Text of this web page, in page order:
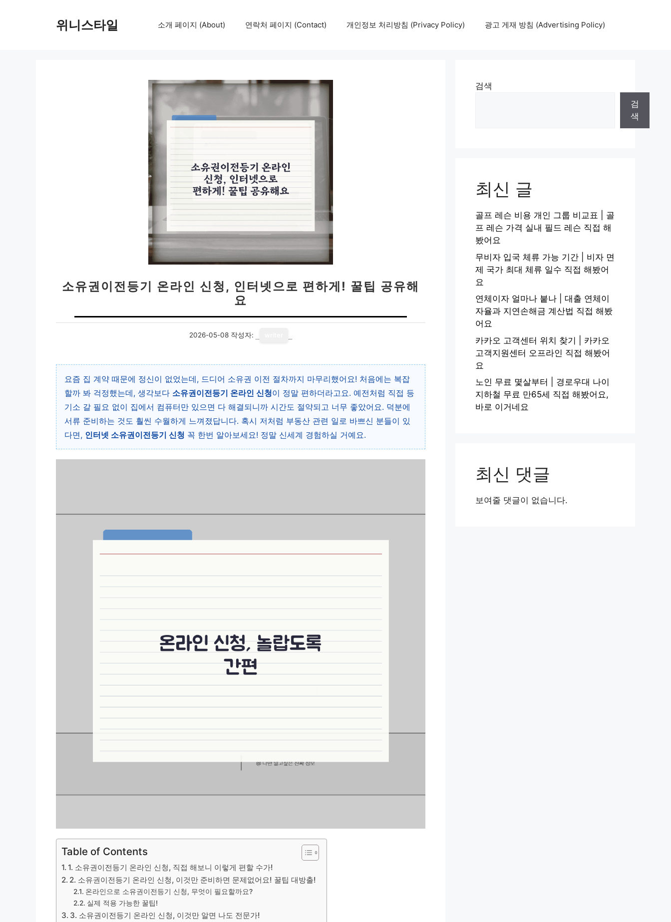
위니스타일 소개 페이지 (About) 연락처 페이지 (Contact) 개인정보 처리방침 (Privacy Policy) 광고 게재 방침 (Advertising Policy)
소유권이전등기 온라인 신청, 인터넷으로 편하게! 꿀팁 공유해
요
2026-05-08 작성자:
요즘 집 계약 때문에 정신이 없었는데, 드디어 소유권 이전 절차까지 마무리했어요! 처음에는 복잡
할까 봐 걱정했는데, 생각보다 소유권이전등기 온라인 신청이 정말 편하더라고요. 예전처럼 직접 등
기소 갈 필요 없이 집에서 컴퓨터만 있으면 다 해결되니까 시간도 절약되고 너무 좋았어요. 덕분에
서류 준비하는 것도 훨씬 수월하게 느껴졌답니다. 혹시 저처럼 부동산 관련 일로 바쁘신 분들이 있
다면, 인터넷 소유권이전등기 신청 꼭 한번 알아보세요! 정말 신세계 경험하실 거예요.
Table of Contents
1. 소유권이전등기 온라인 신청, 직접 해보니 이렇게 편할 수가!
2. 소유권이전등기 온라인 신청, 이것만 준비하면 문제없어요! 꿀팁 대방출!
온라인으로 소유권이전등기 신청, 무엇이 필요할까요?
실제 적용 가능한 꿀팁!
3. 소유권이전등기 온라인 신청, 이것만 알면 나도 전문가!
검색
검
색
최신 글
골프 레슨 비용 개인 그룹 비교표 | 골
프 레슨 가격 실내 필드 레슨 직접 해
봤어요
무비자 입국 체류 가능 기간 | 비자 면
제 국가 최대 체류 일수 직접 해봤어
요
연체이자 얼마나 붙나 | 대출 연체이
자율과 지연손해금 계산법 직접 해봤
어요
카카오 고객센터 위치 찾기 | 카카오
고객지원센터 오프라인 직접 해봤어
요
노인 무료 몇살부터 | 경로우대 나이
지하철 무료 만65세 직접 해봤어요,
바로 이거네요
최신 댓글
보여줄 댓글이 없습니다.